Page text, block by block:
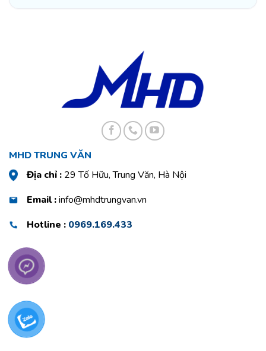
MHD TRUNG VĂN
Địa chỉ : 29 Tố Hữu, Trung Văn, Hà Nội
Email :info@mhdtrungvan.vn
Hotline : 0969.169.433